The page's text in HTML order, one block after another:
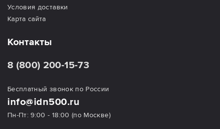
Условия доставки
Карта сайта
Контакты
8 (800) 200-15-73
Бесплатный звонок по России
info@idn500.ru
Пн-Пт: 9:00 - 18:00 (по Москве)